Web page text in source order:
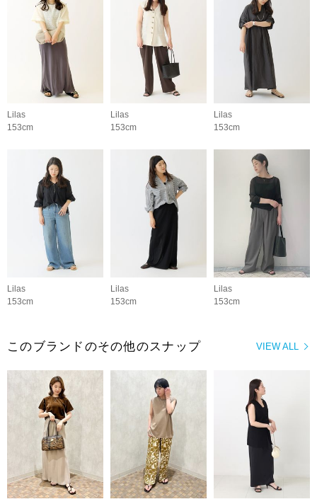
Lilas
153cm
Lilas
153cm
Lilas
153cm
Lilas
153cm
Lilas
153cm
Lilas
153cm
VIEW ALL
このブランドのその他のスナップ